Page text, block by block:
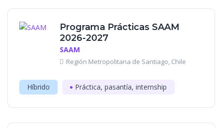
Programa Prácticas SAAM
2026-2027
SAAM
Región Metropolitana de Santiago, Chile
Híbrido Práctica, pasantía, internship